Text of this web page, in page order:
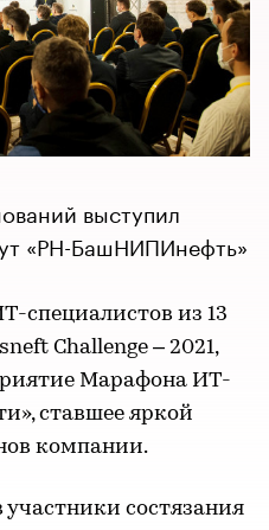
выступил
«РН-БашНИПИнефть»
специалистов из 13
Challenge – 2021,
Марафона ИТ-
ставшее яркой
компании.
участники состязания